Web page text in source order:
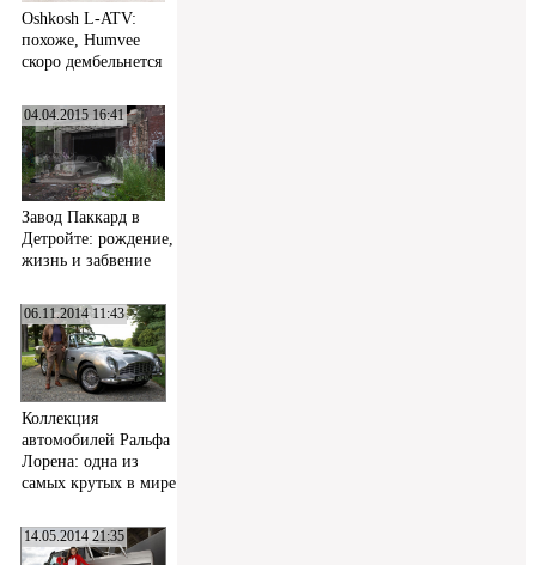
Oshkosh L-ATV:
похоже, Humvee
скоро дембельнется
04.04.2015 16:41
Завод Паккард в
Детройте: рождение,
жизнь и забвение
06.11.2014 11:43
Коллекция
автомобилей Ральфа
Лорена: одна из
самых крутых в мире
14.05.2014 21:35